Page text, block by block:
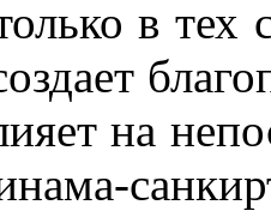
в тех
на